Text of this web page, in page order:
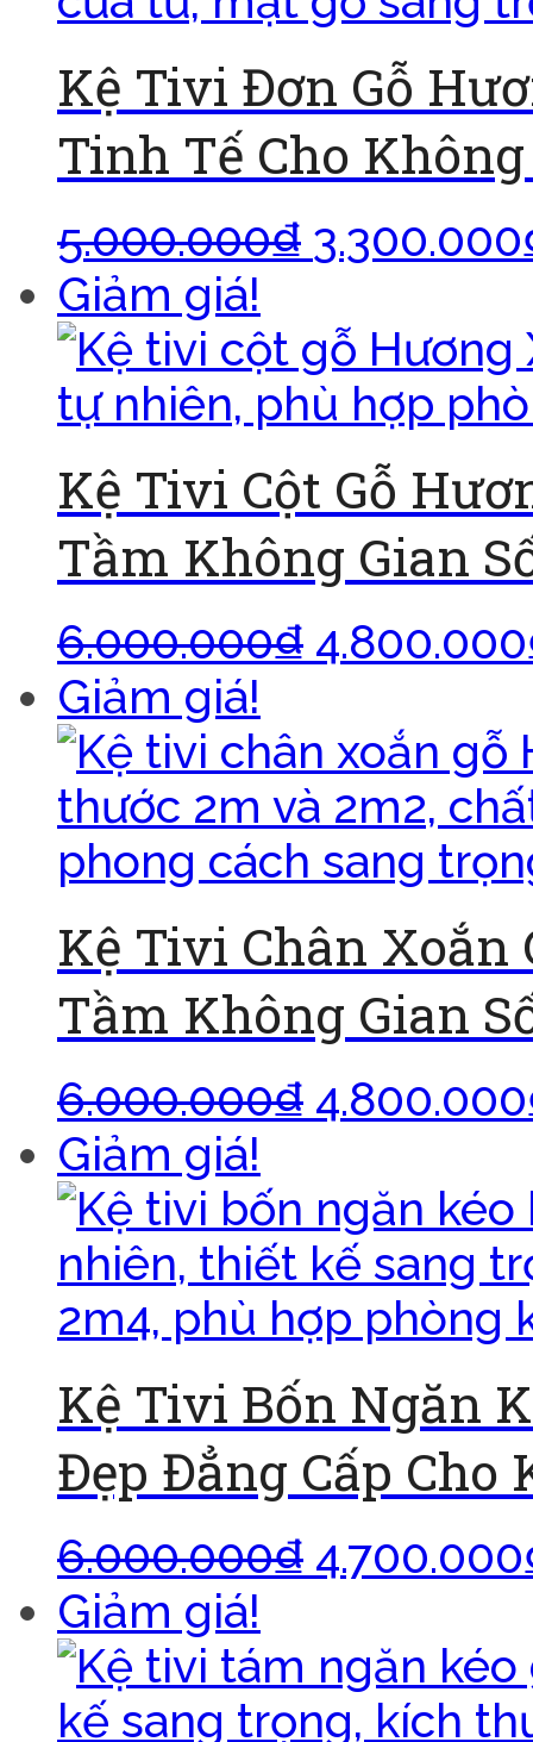
Kệ Tivi Đơn Gỗ
Tinh Tế Cho
5.000.000₫ 3.300.000
Giảm giá!
Kệ Tivi Cột Gỗ
Tầm Không Gian
6.000.000₫ 4.800.000
Giảm giá!
Kệ Tivi Chân
Tầm Không Gian
6.000.000₫ 4.800.000
Giảm giá!
Kệ Tivi Bốn Ngăn
Đẹp Đẳng Cấp Cho
6.000.000₫ 4.700.000
Giảm giá!